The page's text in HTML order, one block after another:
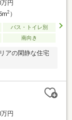
円
2）
バス・トイレ別
南向き
アの閑静な住宅
円